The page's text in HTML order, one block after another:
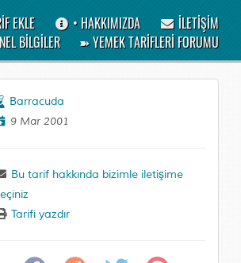
EKLE • HAKKIMIZDA
İLETİŞİM
BİLGİLER
➽ YEMEK TARİFLERİ FORUMU
Barracuda
9 Mar 2001
Bu tarif hakkında bizimle iletişime
Tarifi yazdır